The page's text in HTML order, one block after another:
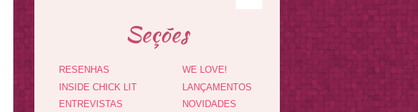
Seções
RESENHAS
INSIDE CHICK LIT
ENTREVISTAS
WE LOVE!
LANÇAMENTOS
NOVIDADES